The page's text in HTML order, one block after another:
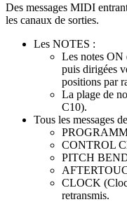
Des messages MIDI
les canaux de sorties.
Les NOTES :
Les notes ON
puis dirigées
positions par
La plage de
C10).
Tous les messages
CONTROL
PITCH
CLOCK
retransmis.